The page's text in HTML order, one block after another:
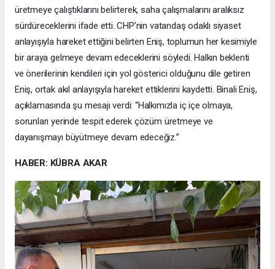
üretmeye çalıştıklarını belirterek, saha çalışmalarını aralıksız
sürdüreceklerini ifade etti. CHP’nin vatandaş odaklı siyaset
anlayışıyla hareket ettiğini belirten Eniş, toplumun her kesimiyle
bir araya gelmeye devam edeceklerini söyledi. Halkın beklenti
ve önerilerinin kendileri için yol gösterici olduğunu dile getiren
Eniş, ortak akıl anlayışıyla hareket ettiklerini kaydetti. Binali Eniş,
açıklamasında şu mesajı verdi: “Halkımızla iç içe olmaya,
sorunları yerinde tespit ederek çözüm üretmeye ve
dayanışmayı büyütmeye devam edeceğiz.”
HABER: KÜBRA AKAR